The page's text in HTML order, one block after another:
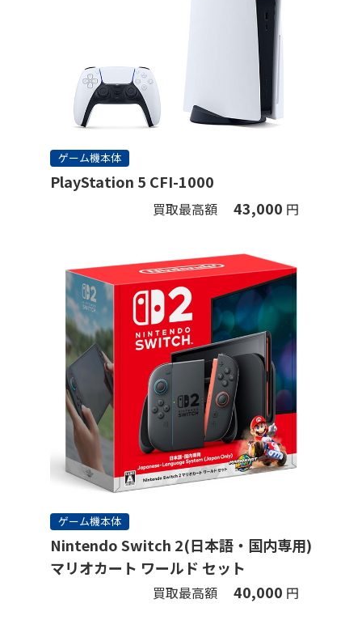
ゲーム機本体
PlayStation 5 CFI-1000
買取最高額 43,000 円
ゲーム機本体
Nintendo Switch 2(日本語・国内専用)
マリオカート ワールド セット
買取最高額 40,000 円